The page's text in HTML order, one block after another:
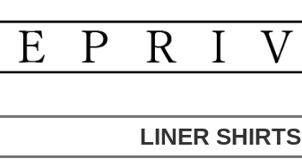
LINER SHIRTS